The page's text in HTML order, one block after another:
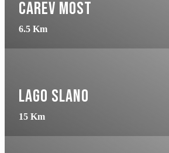
Carev Most
6.5 Km
Lago Slano
15 Km